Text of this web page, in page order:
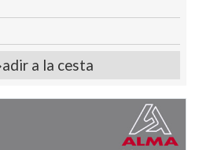
a la cesta